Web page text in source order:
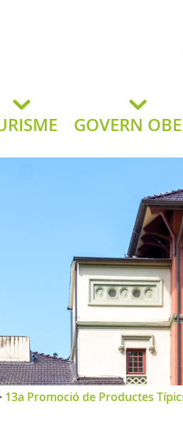
GOVERN
13a Promoció de Productes